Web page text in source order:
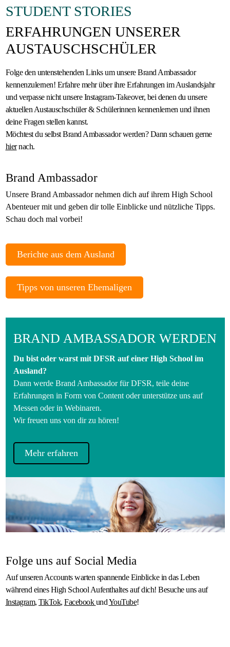
STUDENT STORIES
ERFAHRUNGEN UNSERER
AUSTAUSCHSCHÜLER
Folge den untenstehenden Links um unsere Brand Ambassador
kennenzulernen! Erfahre mehr über ihre Erfahrungen im Auslandsjahr
und verpasse nicht unsere Instagram-Takeover, bei denen du unsere
aktuellen Austauschschüler & Schülerinnen kennenlernen und ihnen
deine Fragen stellen kannst.
Möchtest du selbst Brand Ambassador werden? Dann schauen gerne
hiernach.
Brand Ambassador
Unsere Brand Ambassador nehmen dich auf ihrem High School
Abenteuer mit und geben dir tolle Einblicke und nützliche Tipps.
Schau doch mal vorbei!
Berichte aus dem Ausland
Tipps von unseren Ehemaligen
BRAND AMBASSADOR WERDEN
Du bist oder warst mit DFSR auf einer High School im
Ausland?
Dann werde Brand Ambassador für DFSR, teile deine
Erfahrungen in Form von Content oder unterstütze uns auf
Messen oder in Webinaren.
Wir freuen uns von dir zu hören!
Mehr erfahren
Folge uns auf Social Media
Auf unseren Accounts warten spannende Einblicke in das Leben
während eines High School Aufenthaltes auf dich! Besuche uns auf
Instagram, TikTok, FacebookundYouTube!